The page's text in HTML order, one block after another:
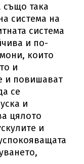
също така
система на
система
и по-
които
и
и повишават
се
и
цялото
и